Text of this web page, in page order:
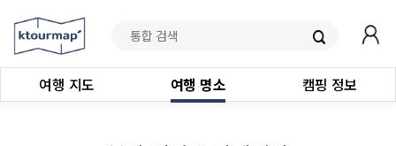
여행 지도 여행 명소 캠핑 정보